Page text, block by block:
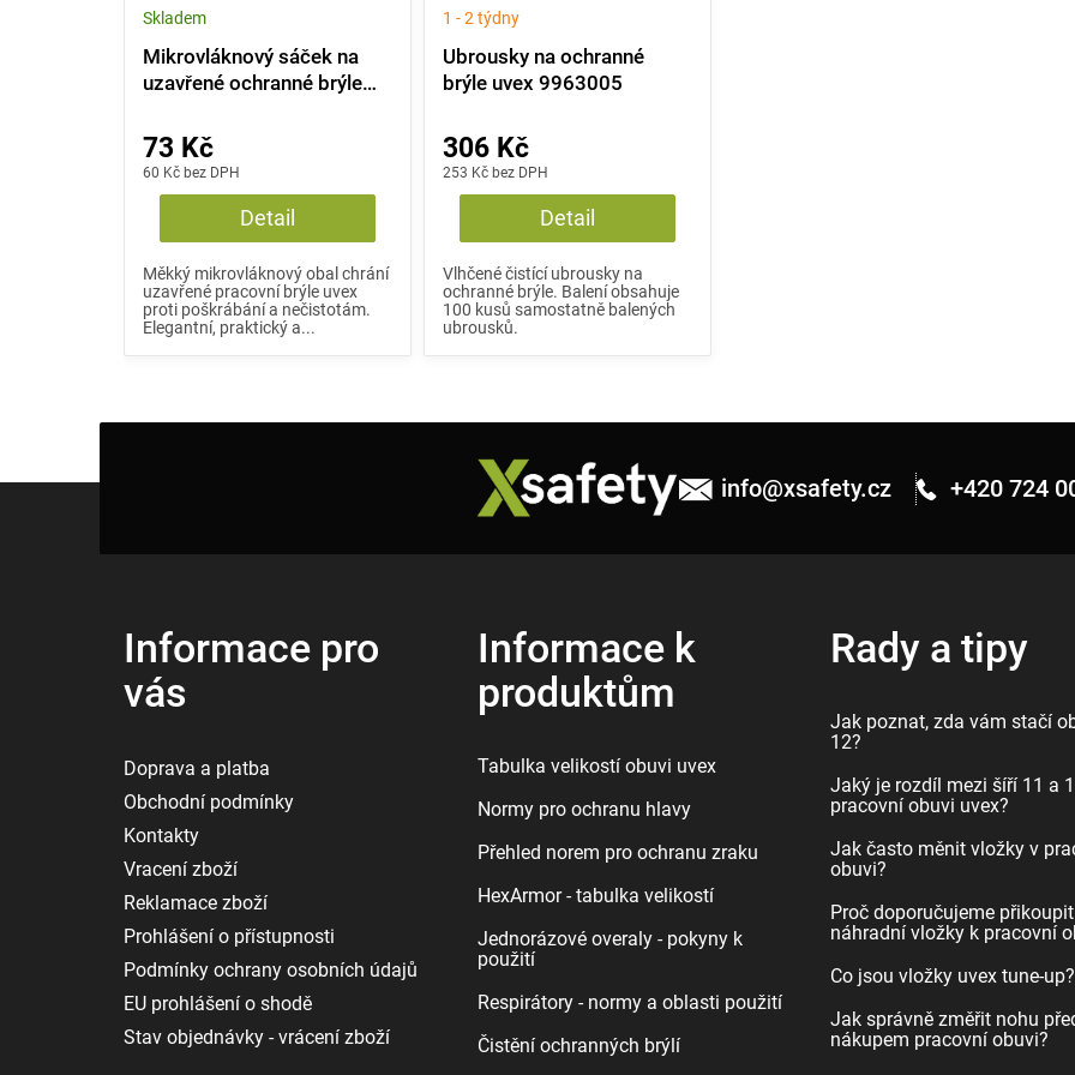
Mikrovláknový sáček na
uzavřené ochranné brýle
Skladem
60 Kč bez DPH
73 Kč
Detail
Měkký mikrovláknový obal chrání
uzavřené pracovní brýle uvex
proti poškrábání a nečistotám.
Elegantní, praktický a...
Ubrousky na ochranné
brýle uvex 9963005
1 - 2 týdny
253 Kč bez DPH
306 Kč
Detail
Vlhčené čistící ubrousky na
ochranné brýle. Balení obsahuje
100 kusů samostatně balených
ubrousků.
info@xsafety.cz +420 724
Informace pro
vás
Doprava a platba
Obchodní podmínky
Kontakty
Vracení zboží
Reklamace zboží
Prohlášení o přístupnosti
Podmínky ochrany osobních údajů
EU prohlášení o shodě
Stav objednávky - vrácení zboží
Informace k
produktům
Tabulka velikostí obuvi uvex
Normy pro ochranu hlavy
Přehled norem pro ochranu zraku
HexArmor - tabulka velikostí
Jednorázové overaly - pokyny k
použití
Respirátory - normy a oblasti použití
Čistění ochranných brýlí
Rady a tipy
Jak poznat, zda vám stačí
12?
Jaký je rozdíl mezi šíří 11 a
pracovní obuvi uvex?
Jak často měnit vložky v
obuvi?
Proč doporučujeme přikoupit
náhradní vložky k pracovní
Co jsou vložky uvex tune-up?
Jak správně změřit nohu
nákupem pracovní obuvi?